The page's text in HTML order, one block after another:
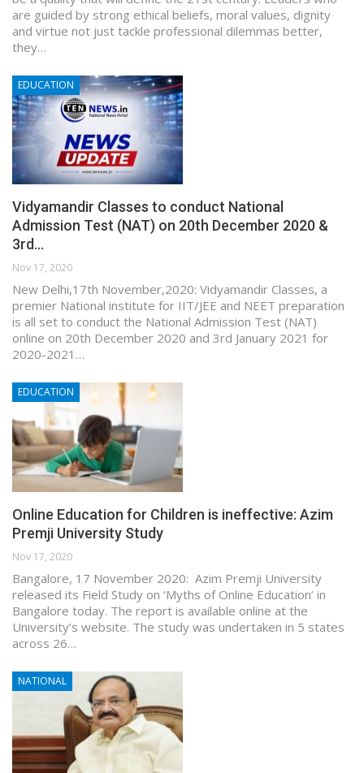
are guided by strong ethical beliefs, moral values, dignity
and virtue not just tackle professional dilemmas better,
they…
EDUCATION
Vidyamandir Classes to conduct National
Admission Test (NAT) on 20th December 2020 &
3rd…
Nov 17, 2020
New Delhi,17th November,2020: Vidyamandir Classes, a
premier National institute for IIT/JEE and NEET preparation
is all set to conduct the National Admission Test (NAT)
online on 20th December 2020 and 3rd January 2021 for
2020-2021…
EDUCATION
Online Education for Children is ineffective: Azim
Premji University Study
Nov 17, 2020
Bangalore, 17 November 2020: Azim Premji University
released its Field Study on ‘Myths of Online Education’ in
Bangalore today. The report is available online at the
University’s website. The study was undertaken in 5 states
across 26…
NATIONAL